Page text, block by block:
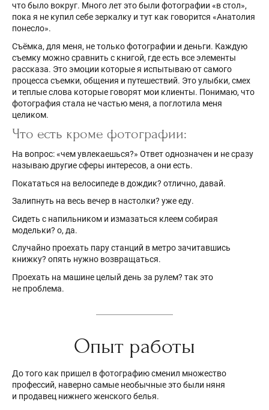
что было вокруг. Много лет это были фотографии «в стол»,
пока я не купил себе зеркалку и тут как говорится «Анатолия
понесло».
Съёмка, для меня, не только фотографии и деньги. Каждую
съемку можно сравнить с книгой, где есть все элементы
рассказа. Это эмоции которые я испытываю от самого
процесса съемки, общения и путешествий. Это улыбки, смех
и теплые слова которые говорят мои клиенты. Понимаю, что
фотография стала не частью меня, а поглотила меня
целиком.
Что есть кроме фотографии:
На вопрос: «чем увлекаешься?» Ответ однозначен и не сразу
называю другие сферы интересов, а они есть.
Покататься на велосипеде в дождик? отлично, давай.
Залипнуть на весь вечер в настолки? уже еду.
Сидеть с напильником и измазаться клеем собирая
модельки? о, да.
Случайно проехать пару станций в метро зачитавшись
книжку? опять нужно возвращаться.
Проехать на машине целый день за рулем? так это
не проблема.
Опыт работы
До того как пришел в фотографию сменил множество
профессий, наверно самые необычные это были няня
и продавец нижнего женского белья.